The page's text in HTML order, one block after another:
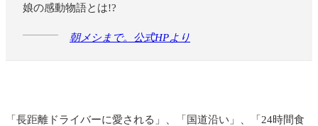
娘の感動物語とは!?
朝メシまで。公式HPより
「長距離ドライバーに愛される」、「国道沿い」、「24時間食